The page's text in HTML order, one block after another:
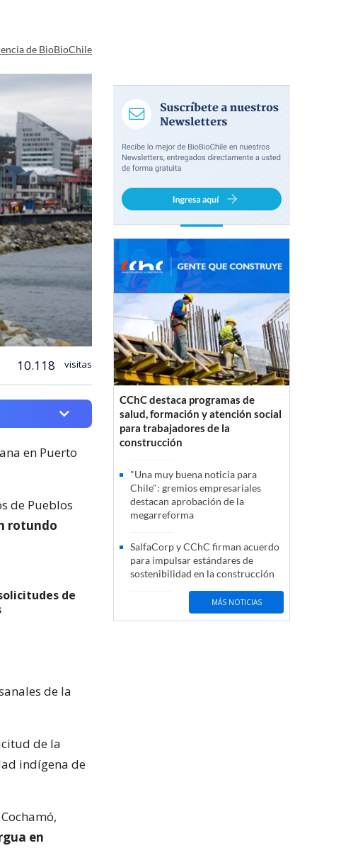
de BioBioChile
10.118 visitas
en Puerto
de Pueblos
rotundo
de
de la
de la
indígena de
en
CChC destaca programas de
salud, formación y atención social
para trabajadores de la
construcción
"Una muy buena noticia para
Chile": gremios empresariales
destacan aprobación de la
megarreforma
SalfaCorp y CChC firman acuerdo
para impulsar estándares de
sostenibilidad en la construcción
MÁS NOTICIAS